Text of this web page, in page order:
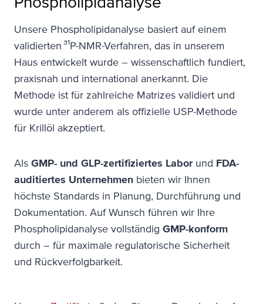
Unsere Phospholipidanalyse basiert auf einem
validierten ³¹P-NMR-Verfahren, das in unserem
Haus entwickelt wurde – wissenschaftlich fundiert,
praxisnah und international anerkannt. Die
Methode ist für zahlreiche Matrizes validiert und
wurde unter anderem als offizielle USP-Methode
für Krillöl akzeptiert.
Als GMP- und GLP-zertifiziertes Laborund FDA-
auditiertes Unternehmen bieten wir Ihnen
höchste Standards in Planung, Durchführung und
Dokumentation. Auf Wunsch führen wir Ihre
Phospholipidanalyse vollständig GMP-konform
durch – für maximale regulatorische Sicherheit
und Rückverfolgbarkeit.